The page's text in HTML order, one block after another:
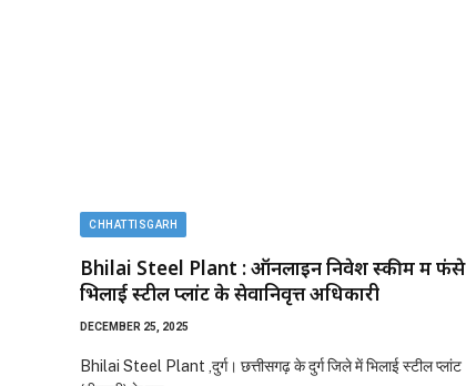
CHHATTISGARH
Bhilai Steel Plant : ऑनलाइन निवेश स्कीम में फंसे
भिलाई स्टील प्लांट के सेवानिवृत्त अधिकारी
DECEMBER 25, 2025
Bhilai Steel Plant ,दुर्ग। छत्तीसगढ़ के दुर्ग जिले में भिलाई स्टील प्लांट